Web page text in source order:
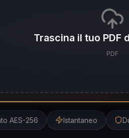
Trascina il tuo PDF
PDF
AES-256 Istantaneo